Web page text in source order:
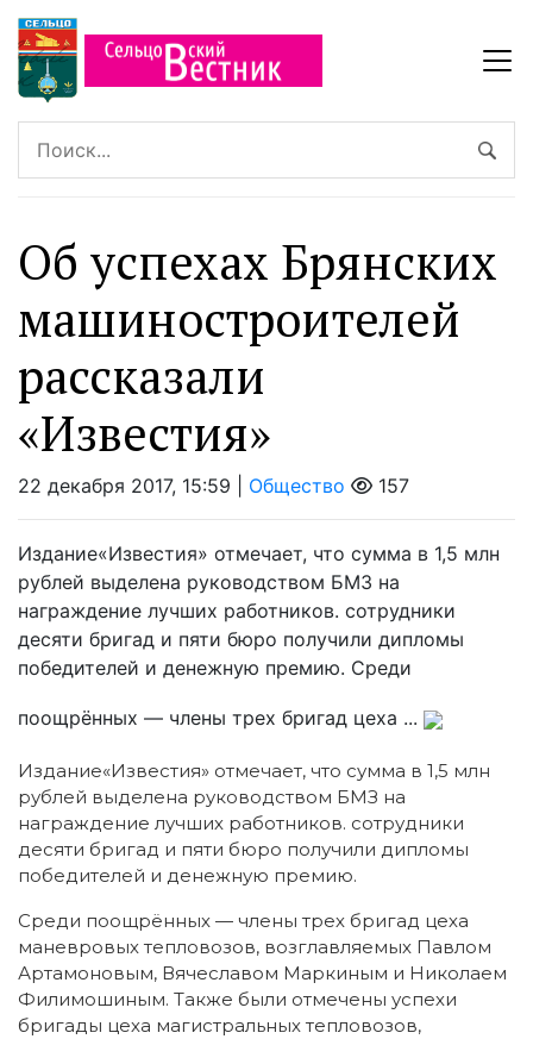
Об успехах Брянских
машиностроителей
рассказали
«Известия»
22 декабря 2017, 15:59 | Общество 157
Издание«Известия» отмечает, что сумма в 1,5 млн
рублей выделена руководством БМЗ на
награждение лучших работников. сотрудники
десяти бригад и пяти бюро получили дипломы
победителей и денежную премию. Среди
поощрённых — члены трех бригад цеха ...
Издание«Известия» отмечает, что сумма в 1,5 млн
рублей выделена руководством БМЗ на
награждение лучших работников. сотрудники
десяти бригад и пяти бюро получили дипломы
победителей и денежную премию.
Среди поощрённых — члены трех бригад цеха
маневровых тепловозов, возглавляемых Павлом
Артамоновым, Вячеславом Маркиным и Николаем
Филимошиным. Также были отмечены успехи
бригады цеха магистральных тепловозов,